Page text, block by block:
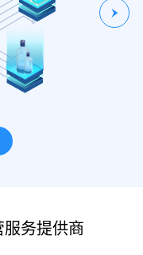
务提供商